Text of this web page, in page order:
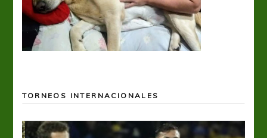
TORNEOS INTERNACIONALES